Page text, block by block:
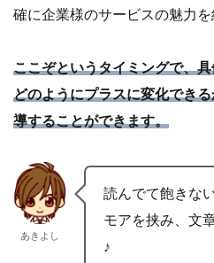
確に企業様のサービスの魅力を
ここぞというタイミングで、
どのようにプラスに変化でき
導することができます。
あきよし
読んでて飽きな
モアを挟み、文
♪